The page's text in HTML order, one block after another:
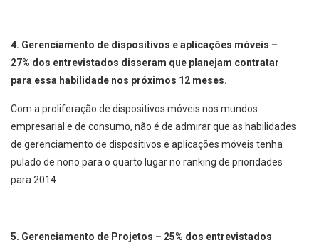
4. Gerenciamento de dispositivos e aplicações móveis –
27% dos entrevistados disseram que planejam contratar
para essa habilidade nos próximos 12 meses.
Com a proliferação de dispositivos móveis nos mundos
empresarial e de consumo, não é de admirar que as habilidades
de gerenciamento de dispositivos e aplicações móveis tenha
pulado de nono para o quarto lugar no ranking de prioridades
para 2014.
5. Gerenciamento de Projetos – 25% dos entrevistados